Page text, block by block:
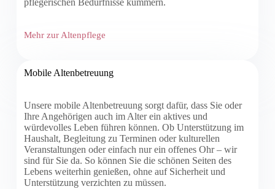
pflegerischen Bedürfnisse kümmern.
Mehr zur Altenpflege
Mobile Altenbetreuung
Unsere mobile Altenbetreuung sorgt dafür, dass Sie oder
Ihre Angehörigen auch im Alter ein aktives und
würdevolles Leben führen können. Ob Unterstützung im
Haushalt, Begleitung zu Terminen oder kulturellen
Veranstaltungen oder einfach nur ein offenes Ohr – wir
sind für Sie da. So können Sie die schönen Seiten des
Lebens weiterhin genießen, ohne auf Sicherheit und
Unterstützung verzichten zu müssen.